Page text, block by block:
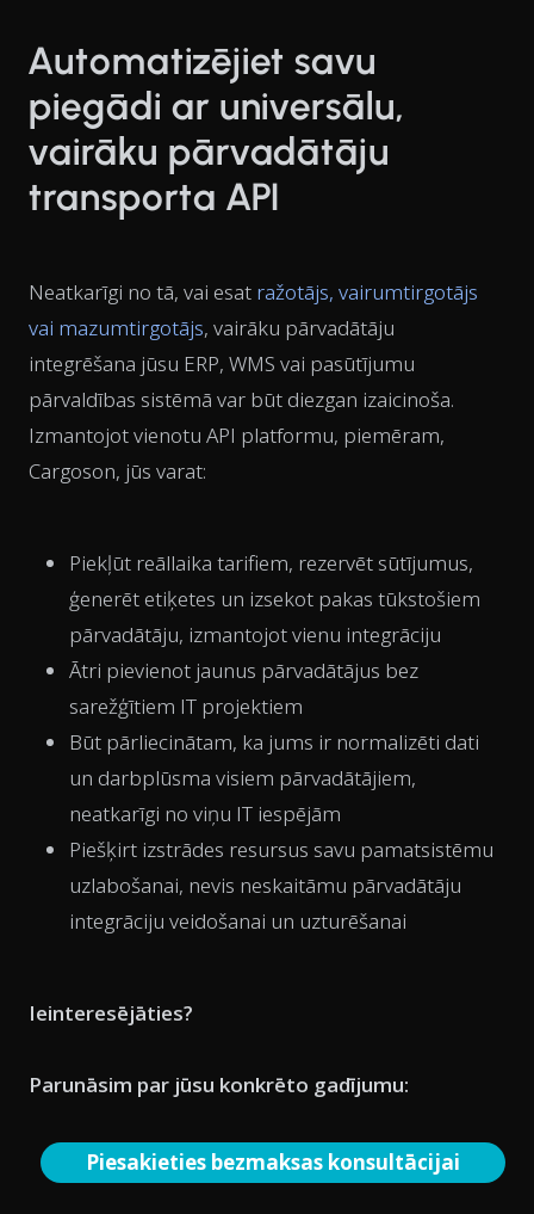
Automatizējiet savu
piegādi ar universālu,
vairāku pārvadātāju
transporta API
Neatkarīgi no tā, vai esat ražotājs, vairumtirgotājs
vai mazumtirgotājs, vairāku pārvadātāju
integrēšana jūsu ERP, WMS vai pasūtījumu
pārvaldības sistēmā var būt diezgan izaicinoša.
Izmantojot vienotu API platformu, piemēram,
Cargoson, jūs varat:
Piekļūt reāllaika tarifiem, rezervēt sūtījumus,
ģenerēt etiķetes un izsekot pakas tūkstošiem
pārvadātāju, izmantojot vienu integrāciju
Ātri pievienot jaunus pārvadātājus bez
sarežģītiem IT projektiem
Būt pārliecinātam, ka jums ir normalizēti dati
un darbplūsma visiem pārvadātājiem,
neatkarīgi no viņu IT iespējām
Piešķirt izstrādes resursus savu pamatsistēmu
uzlabošanai, nevis neskaitāmu pārvadātāju
integrāciju veidošanai un uzturēšanai
Ieinteresējāties?
Parunāsim par jūsu konkrēto gadījumu:
Piesakieties bezmaksas konsultācijai